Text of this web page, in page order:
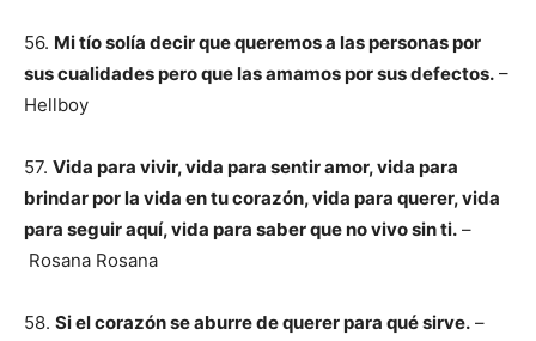
56. Mi tío solía decir que queremos a las personas por
sus cualidades pero que las amamos por sus defectos. –
Hellboy
57. Vida para vivir, vida para sentir amor, vida para
brindar por la vida en tu corazón, vida para querer, vida
para seguir aquí, vida para saber que no vivo sin ti. –
Rosana Rosana
58. Si el corazón se aburre de querer para qué sirve. –